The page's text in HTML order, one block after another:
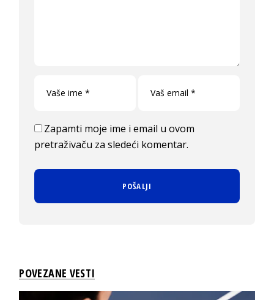
Zapamti moje ime i email u ovom
pretraživaču za sledeći komentar.
POVEZANE VESTI